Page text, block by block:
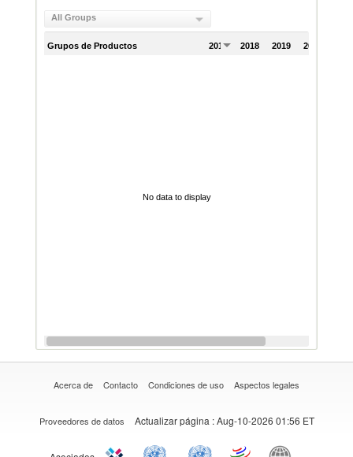
All Groups
Grupos de Productos 2017 2018 2019 2020
No data to display
Acerca de Contacto Condiciones de uso Aspectos legales
Proveedores de datos Actualizar página : Aug-10-2026 01:56 ET